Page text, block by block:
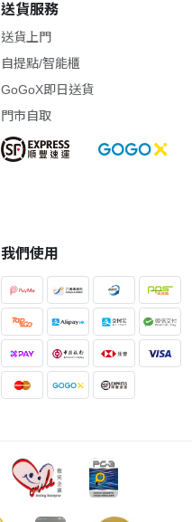
送貨服務
送貨上門
自提點/智能櫃
GoGoX即日送貨
門市自取
我們使用